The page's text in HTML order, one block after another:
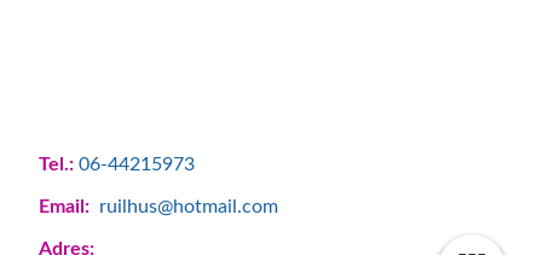
Tel.:06-44215973
Email: ruilhus@hotmail.com
Adres: